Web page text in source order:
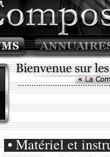
• Matériel et